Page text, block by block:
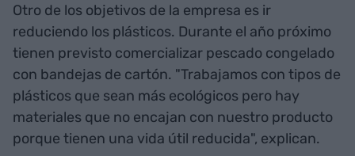
Otro de los objetivos de la empresa es ir
reduciendo los plásticos. Durante el año próximo
tienen previsto comercializar pescado congelado
con bandejas de cartón. "Trabajamos con tipos de
plásticos que sean más ecológicos pero hay
materiales que no encajan con nuestro producto
porque tienen una vida útil reducida", explican.